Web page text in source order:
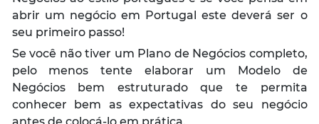
abrir um negócio em Portugal este deverá ser o
seu primeiro passo!
Se você não tiver um Plano de Negócios completo,
pelo menos tente elaborar um Modelo de
Negócios bem estruturado que te permita
conhecer bem as expectativas do seu negócio
antes de colocá-lo em prática.